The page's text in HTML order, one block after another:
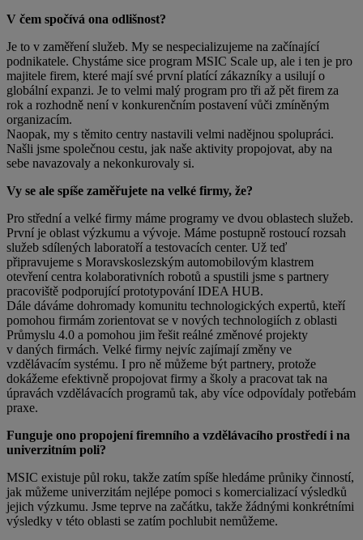
V čem spočívá ona odlišnost?
Je to v zaměření služeb. My se nespecializujeme na začínající
podnikatele. Chystáme sice program MSIC Scale up, ale i ten je pro
majitele firem, které mají své první platící zákazníky a usilují o
globální expanzi. Je to velmi malý program pro tři až pět firem za
rok a rozhodně není v konkurenčním postavení vůči zmíněným
organizacím.
Naopak, my s těmito centry nastavili velmi nadějnou spolupráci.
Našli jsme společnou cestu, jak naše aktivity propojovat, aby na
sebe navazovaly a nekonkurovaly si.
Vy se ale spíše zaměřujete na velké firmy, že?
Pro střední a velké firmy máme programy ve dvou oblastech služeb.
První je oblast výzkumu a vývoje. Máme postupně rostoucí rozsah
služeb sdílených laboratoří a testovacích center. Už teď
připravujeme s Moravskoslezským automobilovým klastrem
otevření centra kolaborativních robotů a spustili jsme s partnery
pracoviště podporující prototypování IDEA HUB.
Dále dáváme dohromady komunitu technologických expertů, kteří
pomohou firmám zorientovat se v nových technologiích z oblasti
Průmyslu 4.0 a pomohou jim řešit reálné změnové projekty
v daných firmách. Velké firmy nejvíc zajímají změny ve
vzdělávacím systému. I pro ně můžeme být partnery, protože
dokážeme efektivně propojovat firmy a školy a pracovat tak na
úpravách vzdělávacích programů tak, aby více odpovídaly potřebám
praxe.
Funguje ono propojení firemního a vzdělávacího prostředí i na
univerzitním poli?
MSIC existuje půl roku, takže zatím spíše hledáme průniky činností,
jak můžeme univerzitám nejlépe pomoci s komercializací výsledků
jejich výzkumu. Jsme teprve na začátku, takže žádnými konkrétními
výsledky v této oblasti se zatím pochlubit nemůžeme.